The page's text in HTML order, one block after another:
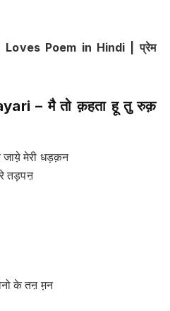
Loves Poem in Hindi |प्रेम
–मै तो क़हता हू तु रुक़
मेरी धड़क़न
तड़पऩ
के तऩ म़न